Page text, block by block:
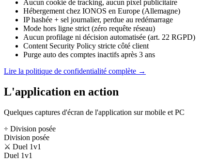
Aucun cookie de tracking, aucun pixel publicitaire
Hébergement chez IONOS en Europe (Allemagne)
IP hashée + sel journalier, perdue au redémarrage
Mode hors ligne strict (zéro requête réseau)
Aucun profilage ni décision automatisée (art. 22 RGPD)
Content Security Policy stricte côté client
Purge auto des comptes inactifs après 3 ans
Lire la politique de confidentialité complète →
L'application en action
Quelques captures d'écran de l'application sur mobile et PC
÷ Division posée
Division posée
⚔️ Duel 1v1
Duel 1v1